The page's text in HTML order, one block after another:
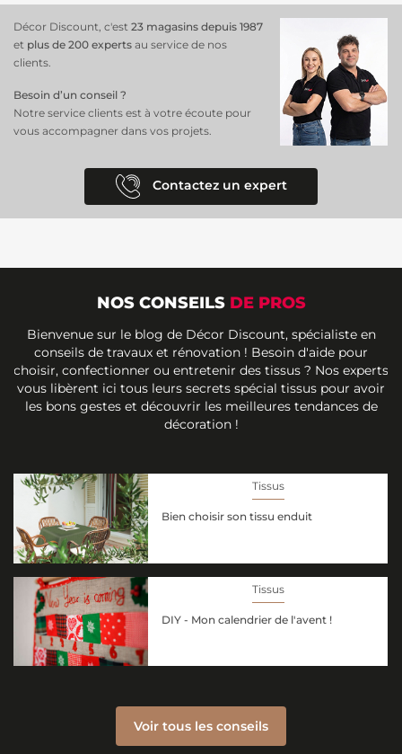
Décor Discount, c'est 23 magasins depuis 1987
et plus de 200 experts au service de nos
clients.
Besoin d’un conseil ?
Notre service clients est à votre écoute pour
vous accompagner dans vos projets.
Contactez un expert
NOS CONSEILS DE PROS
Bienvenue sur le blog de Décor Discount, spécialiste en
conseils de travaux et rénovation ! Besoin d'aide pour
choisir, confectionner ou entretenir des tissus ? Nos experts
vous libèrent ici tous leurs secrets spécial tissus pour avoir
les bons gestes et découvrir les meilleures tendances de
décoration !
Tissus
Bien choisir son tissu enduit
Tissus
DIY - Mon calendrier de l'avent !
Voir tous les conseils